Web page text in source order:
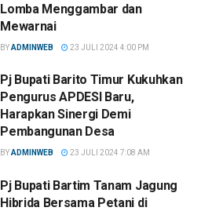
Lomba Menggambar dan
Mewarnai
BYADMINWEB 23 JULI 2024 4:00 PM
Pj Bupati Barito Timur Kukuhkan
Pengurus APDESI Baru,
Harapkan Sinergi Demi
Pembangunan Desa
BYADMINWEB 23 JULI 2024 7:08 AM
Pj Bupati Bartim Tanam Jagung
Hibrida Bersama Petani di